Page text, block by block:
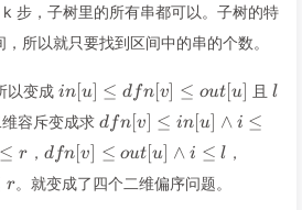
步，子树里的所有串都可以。子树的特
所以就只要找到区间中的串的个数。
以变成 in[u]\le
dfn[v]\le
out[u]
in[u] ≤ dfn[v] ≤ out[u] 且 l\le
l
维容斥变成求dfn[v]\le
in[u]\wedge
i\le l
dfn[v] ≤ in[u] ∧ i ≤
≤ r ， dfn[v]\le
out[u]\wedge
i\le l
dfn [v ≤ out [u ∧ i ≤ l ，
r。就变成了四个二维偏序问题。